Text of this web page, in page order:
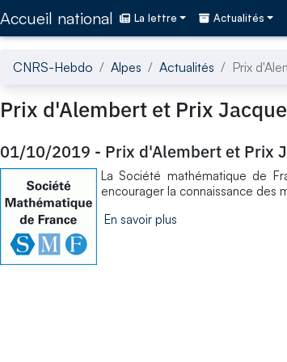
Accueil national La lettre Actualités
CNRS-Hebdo Alpes Actualités Prix
Prix d'Alembert et Prix
01/10/2019 - Prix d'Alembert et Prix
La Société mathématique de
encourager la connaissance des
En savoir plus